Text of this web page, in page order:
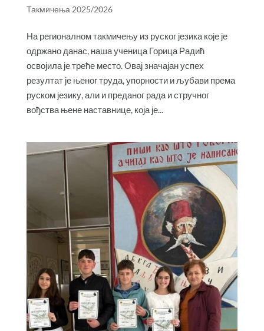
Такмичења 2025/2026
На регионалном такмичењу из руског језика које је
одржано данас, наша ученица Горица Радић
освојила је треће место. Овај значајан успех
резултат је њеног труда, упорности и љубави према
руском језику, али и преданог рада и стручног
вођства њене наставнице, која је...